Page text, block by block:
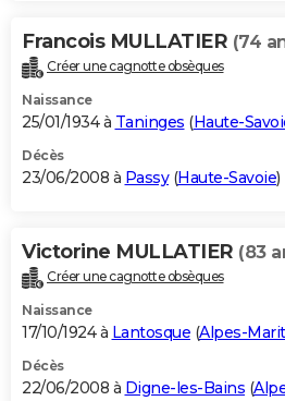
Francois MULLATIER (74
Créer une cagnotte obsèques
Naissance
25/01/1934 à Taninges (Haute-
Décès
23/06/2008 à Passy(Haute-Savoie)
Victorine MULLATIER (83
Créer une cagnotte obsèques
Naissance
17/10/1924 à Lantosque (Alpes-
Décès
22/06/2008 à Digne-les-Bains (